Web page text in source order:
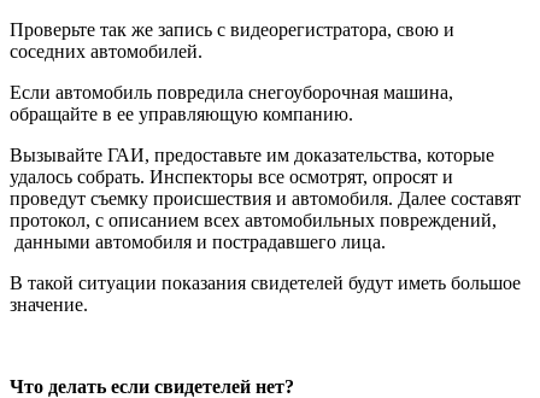
Проверьте так же запись с видеорегистратора, свою и
соседних автомобилей.
Если автомобиль повредила снегоуборочная машина,
обращайте в ее управляющую компанию.
Вызывайте ГАИ, предоставьте им доказательства, которые
удалось собрать. Инспекторы все осмотрят, опросят и
проведут съемку происшествия и автомобиля. Далее составят
протокол, с описанием всех автомобильных повреждений,
данными автомобиля и пострадавшего лица.
В такой ситуации показания свидетелей будут иметь большое
значение.
Что делать если свидетелей нет?